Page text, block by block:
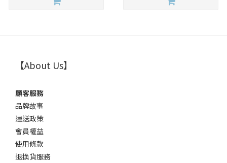
【About Us】
顧客服務
品牌故事
運送政策
會員權益
使用條款
退換貨服務